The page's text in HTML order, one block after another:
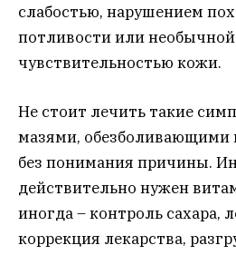
слабостью, нарушением
потливости или необычной
чувствительностью кожи.
Не стоит лечить такие
мазями,
без понимания причины.
действительно нужен
иногда – контроль сахара,
коррекция лекарства,